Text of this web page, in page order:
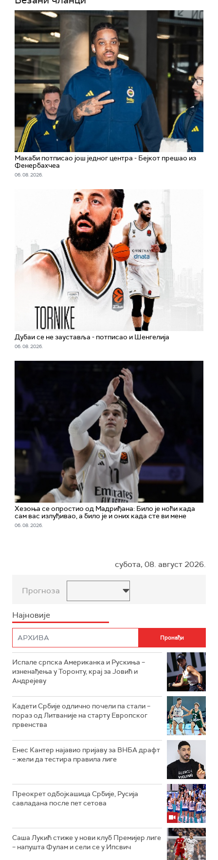
Макаби потписао још једног центра - Бејкот прешао из
Фенербахчеа
06. 08. 2026.
Дубаи се не зауставља - потписао и Шенгелија
06. 08. 2026.
Хезоња се опростио од Мадриђана: Било је ноћи када
сам вас излуђивао, а било је и оних када сте ви мене
06. 08. 2026.
субота, 08. август 2026.
Прогноза
Најновије
Испале српска Американка и Рускиња –
изненађења у Торонту, крај за Јовић и
Андрејеву
Кадети Србије одлично почели па стали –
пораз од Литваније на старту Европског
првенства
Енес Кантер најавио пријаву за ВНБА драфт
– жели да тестира правила лиге
Преокрет одбојкашица Србије, Русија
савладана после пет сетова
Саша Лукић стиже у нови клуб Премијер лиге
– напушта Фулам и сели се у Ипсвич